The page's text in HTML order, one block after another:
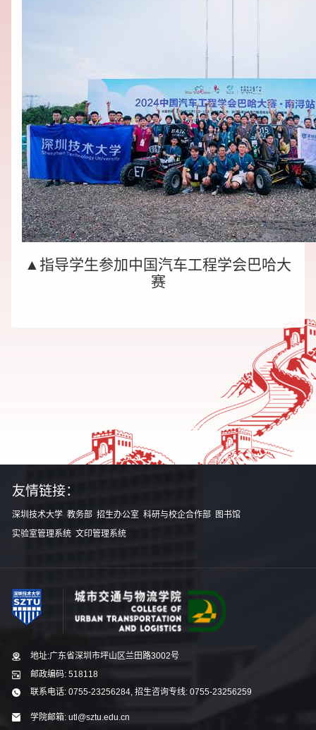
▲指导学生参加中国汽车工程学会巴哈大
赛
友情链接：
深圳技术大学 教务部 招生办公室 科研与校企合作部 图书馆
实验室管理系统 文印管理系统
地址:广东省深圳市坪山区兰田路3002号
邮政编码: 518118
联系电话: 0755-23256284, 招生咨询专线: 0755-23256259
学院邮箱: utl@sztu.edu.cn